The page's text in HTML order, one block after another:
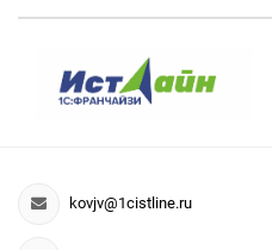
kovjv@1cistline.ru